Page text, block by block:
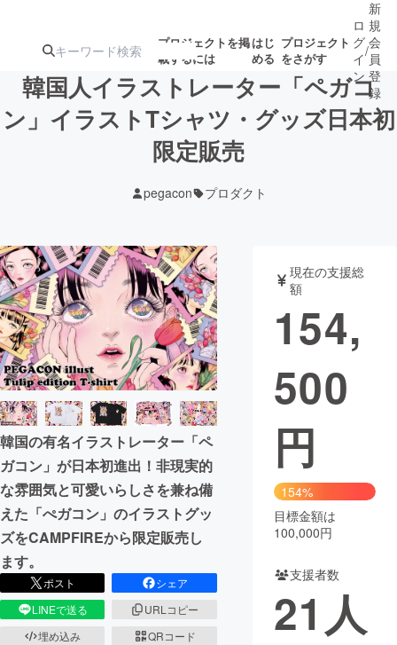
プロジェクトを掲
載するには
はじ
める
プロジェクト
をさがす
注目の新着プロ募集終了が近いプ
テクノロジー・ガジェット
映像・映画 書籍・雑誌
ビジネス・起業 チャレンジ
まちづくり・地域活性化
CAMPFIRE for Social Good
CAMPFIRE Creation
CAMPFIREふるさと納税machi-ya コミュニティ
ロ
グ
イ
ン
/
新
規
会
員
登
録
韓国人イラストレーター「ペガコ
ン」イラストTシャツ・グッズ日本初
限定販売
pegacon プロダクト
韓国の有名イラストレーター「ペ
ガコン」が日本初進出！非現実的
な雰囲気と可愛いらしさを兼ね備
えた「ぺガコン」のイラストグッ
ズをCAMPFIREから限定販売し
ます。
ポスト
シェア
LINEで送る
URLコピー
埋め込み
QRコード
現在の支援総
額
154,
500
円
154%
目標金額は
100,000円
支援者数
21 人